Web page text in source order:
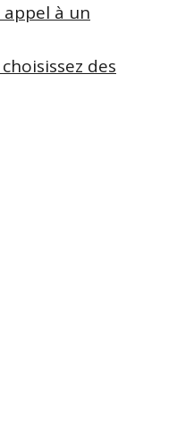
à un
des